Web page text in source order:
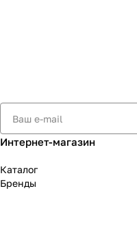
Интернет-магазин
Каталог
Бренды